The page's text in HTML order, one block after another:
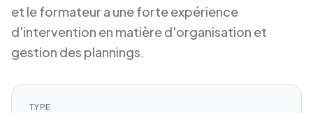
et le formateur a une forte expérience
d'intervention en matière d'organisation et
gestion des plannings.
TYPE